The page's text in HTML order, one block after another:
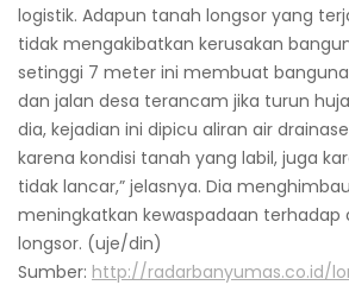
logistik. Adapun tanah longsor yang
tidak mengakibatkan kerusakan
setinggi 7 meter ini membuat
dan jalan desa terancam jika turun
dia, kejadian ini dipicu aliran air
karena kondisi tanah yang labil, juga
tidak lancar,” jelasnya. Dia
meningkatkan kewaspadaan
longsor. (uje/din)
Sumber: http://radarbanyumas.co.id/